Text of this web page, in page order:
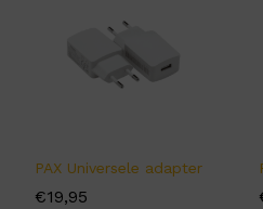
PAX Universele adapter
€19,95
€19,95